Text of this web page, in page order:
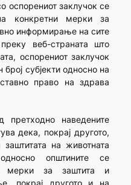
оспорениот заклучок се
конкретни мерки за
информирање на сите
веб-страната што
оспорениот заклучок
субјекти односно на
право на здрава
претходно наведените
дека, покрај другото,
на животната
општините се
мерки за заштита и